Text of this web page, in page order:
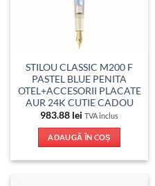
STILOU CLASSIC M200 F
PASTEL BLUE PENITA
OTEL+ACCESORII PLACATE
AUR 24K CUTIE CADOU
983.88 lei TVA inclus
ADAUGĂ ÎN COȘ